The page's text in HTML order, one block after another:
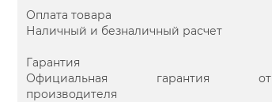
Оплата товара
Наличный и безналичный расчет
Гарантия
Официальная гарантия от
производителя